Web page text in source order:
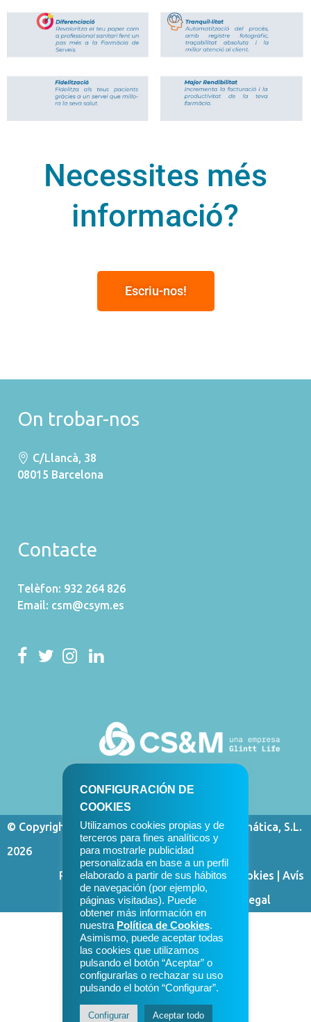
Necessites més
informació?
Escriu-nos!
On trobar-nos
C/Llancà, 38
08015 Barcelona
Contacte
Telèfon: 932 264 826
Email: csm@csym.es
© Copyright Control de Sistemas y Microinformática, S.L.
2026
Política de privacitat|Política de cookies
Avís
legal
CONFIGURACIÓN DE
COOKIES
Utilizamos cookies propias y de
terceros para fines analíticos y
para mostrarle publicidad
personalizada en base a un perfil
elaborado a partir de sus hábitos
de navegación (por ejemplo,
páginas visitadas). Puede
obtener más información en
nuestra Política de Cookies.
Asimismo, puede aceptar todas
las cookies que utilizamos
pulsando el botón “Aceptar” o
configurarlas o rechazar su uso
pulsando el botón “Configurar”.
Configurar Aceptar todo